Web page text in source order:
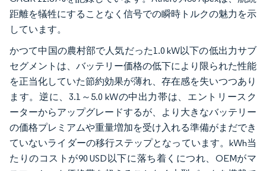
距離を犠牲にすることなく信号での瞬時トルクの魅力を示
しています。
かつて中国の農村部で人気だった1.0 kW以下の低出力サブ
セグメントは、バッテリー価格の低下により限られた性能
を正当化していた節約効果が薄れ、存在感を失いつつあり
ます。逆に、3.1～5.0 kWの中出力帯は、エントリースク
ーターからアップグレードするが、より大きなバッテリー
の価格プレミアムや重量増加を受け入れる準備がまだでき
ていないライダーの移行ステップとなっています。kWh当
たりのコストが90 USD以下に落ち着くにつれ、OEMがマ